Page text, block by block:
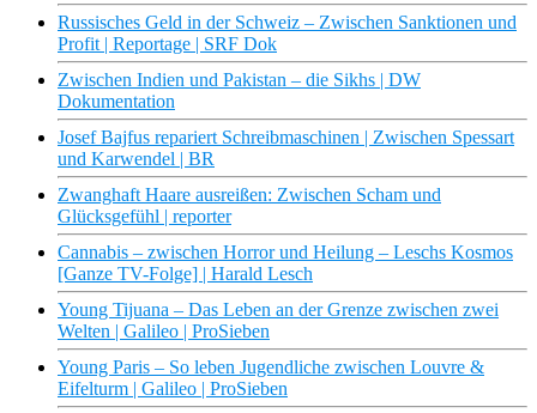
Russisches Geld in der Schweiz – Zwischen Sanktionen und
Profit | Reportage | SRF Dok
Zwischen Indien und Pakistan – die Sikhs | DW
Dokumentation
Josef Bajfus repariert Schreibmaschinen | Zwischen Spessart
und Karwendel | BR
Zwanghaft Haare ausreißen: Zwischen Scham und
Glücksgefühl | reporter
Cannabis – zwischen Horror und Heilung – Leschs Kosmos
[Ganze TV-Folge] | Harald Lesch
Young Tijuana – Das Leben an der Grenze zwischen zwei
Welten | Galileo | ProSieben
Young Paris – So leben Jugendliche zwischen Louvre &
Eifelturm | Galileo | ProSieben